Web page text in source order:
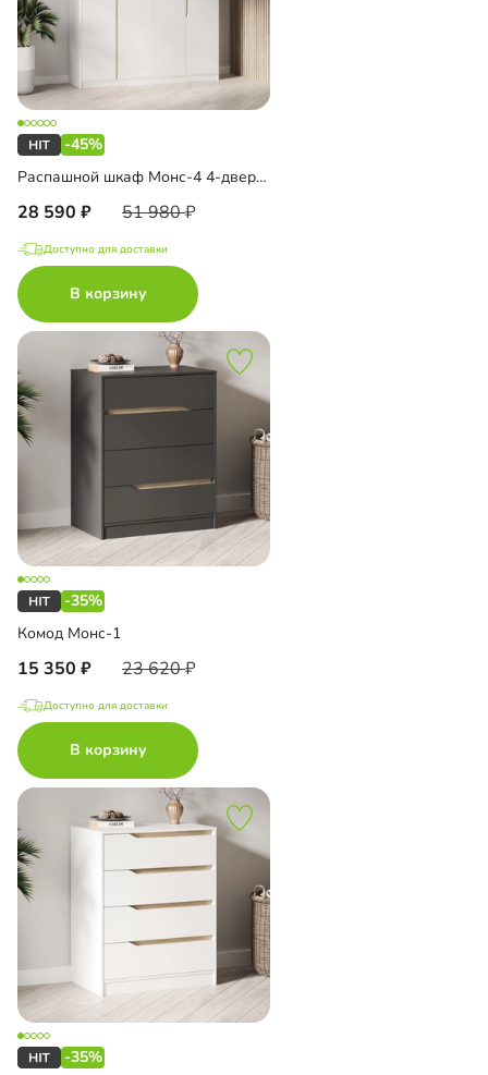
-45%
Распашной шкаф Монс-4 4-дверный
28 590 51 980
Доступно для доставки
В корзину
-35%
Комод Монс-1
15 350 23 620
Доступно для доставки
В корзину
-35%